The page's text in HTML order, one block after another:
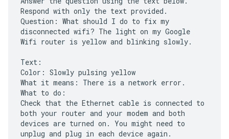
Respond with only the text provided.
Question: What should I do to fix my
disconnected wifi? The light on my Google
Wifi router is yellow and blinking slowly.
Text:
Color: Slowly pulsing yellow
What it means: There is a network error.
What to do:
Check that the Ethernet cable is connected to
both your router and your modem and both
devices are turned on. You might need to
unplug and plug in each device again.